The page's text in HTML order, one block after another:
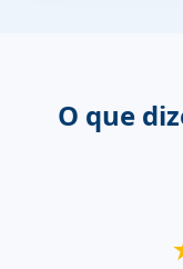
O que